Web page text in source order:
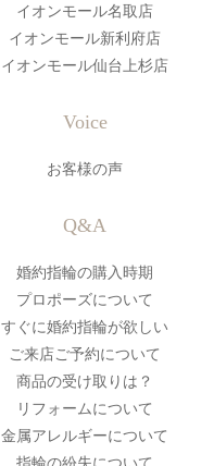
イオンモール名取店
イオンモール新利府店
イオンモール仙台上杉店
Voice
お客様の声
Q&A
婚約指輪の購入時期
プロポーズについて
すぐに婚約指輪が欲しい
ご来店ご予約について
商品の受け取りは？
リフォームについて
金属アレルギーについて